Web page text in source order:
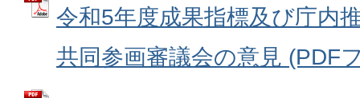
令和5年度成果指標及び庁内
共同参画審議会の意見 (PDF